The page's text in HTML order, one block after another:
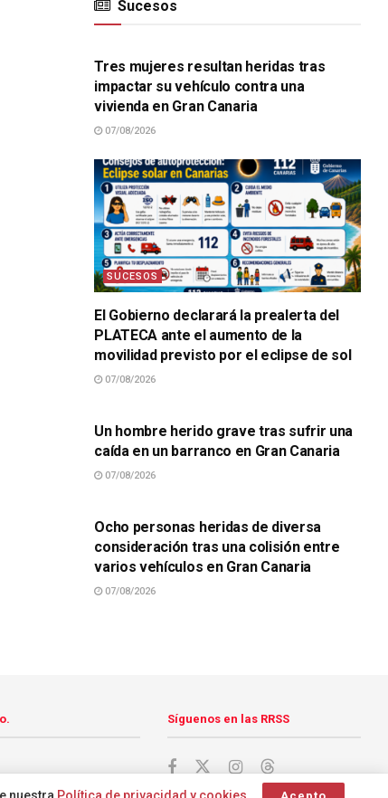
Sucesos
SUCESOS
Tres mujeres resultan heridas tras
impactar su vehículo contra una
vivienda en Gran Canaria
07/08/2026
SUCESOS
El Gobierno declarará la prealerta del
PLATECA ante el aumento de la
movilidad previsto por el eclipse de sol
07/08/2026
Un hombre herido grave tras sufrir una
caída en un barranco en Gran Canaria
07/08/2026
Ocho personas heridas de diversa
consideración tras una colisión entre
varios vehículos en Gran Canaria
07/08/2026
Síguenos en las RRSS